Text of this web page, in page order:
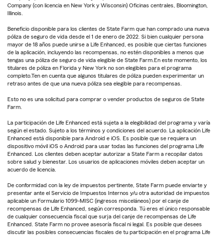
Company (con licencia en New York y Wisconsin) Oficinas centrales, Bloomington,
Illinois.
Beneficio disponible para los clientes de State Farm que han comprado una nueva
póliza de seguro de vida desde el 1 de enero de 2022. Si bien cualquier persona
mayor de 18 años puede unirse a Life Enhanced, es posible que ciertas funciones
de la aplicación, incluyendo las recompensas, no estén disponibles a menos que
tengas una póliza de seguro de vida elegible de State Farm.En este momento, los
titulares de póliza en Florida y New York no son elegibles para el programa
completo.Ten en cuenta que algunos titulares de póliza pueden experimentar un
retraso antes de que una nueva póliza sea elegible para recompensas.
Esto no es una solicitud para comprar o vender productos de seguros de State
Farm.
La participación de Life Enhanced está sujeta a la elegibilidad del programa y varía
según el estado. Sujeto a los términos y condiciones del acuerdo. La aplicación Life
Enhanced está disponible para Android e iOS. Es posible que se requiera un
dispositivo móvil iOS o Android para usar todas las funciones del programa Life
Enhanced. Los clientes deben aceptar autorizar a State Farm a recopilar datos
sobre salud y bienestar. Los usuarios de aplicaciones móviles deben aceptar un
acuerdo de licencia.
De conformidad con la ley de impuestos pertinente, State Farm puede enviarte y
presentar ante el Servicio de Impuestos Internos y/u otra autoridad de impuestos
aplicable un Formulario 1099-MISC (ingresos misceláneos) por el canje de
recompensas de Life Enhanced, según corresponda. Tú eres el único responsable
de cualquier consecuencia fiscal que surja del canje de recompensas de Life
Enhanced. State Farm no provee asesoría fiscal ni legal. Es posible que desees
discutir las posibles consecuencias fiscales de tu participación en el programa Life